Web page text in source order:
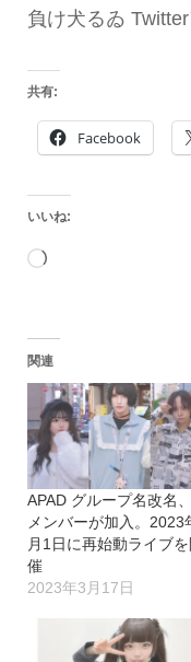
負け犬るゐ Twitter
共有:
Facebook
いいね:
読
込
み
中…
関連
APAD グループ名改名
メンバーが加入。2023
月1日に再始動ライブを
催
2023年3月17日